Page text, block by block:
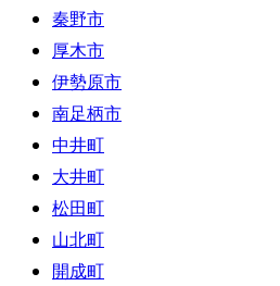
秦野市
厚木市
伊勢原市
南足柄市
中井町
大井町
松田町
山北町
開成町